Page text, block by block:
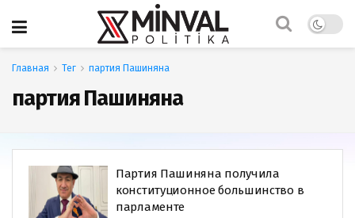
Главная Тег партия Пашиняна
партия Пашиняна
Партия Пашиняна получила
конституционное большинство в
парламенте